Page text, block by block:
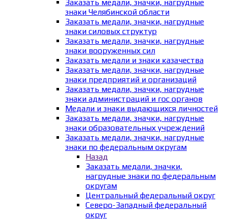
Заказать медали, значки, нагрудные
знаки Челябинской области
Заказать медали, значки, нагрудные
знаки силовых структур
Заказать медали, значки, нагрудные
знаки вооруженных сил
Заказать медали и знаки казачества
Заказать медали, значки, нагрудные
знаки предприятий и организаций
Заказать медали, значки, нагрудные
знаки администраций и гос органов
Медали и знаки выдающихся личностей
Заказать медали, значки, нагрудные
знаки образовательных учреждений
Заказать медали, значки, нагрудные
знаки по федеральным округам
Назад
Заказать медали, значки,
нагрудные знаки по федеральным
округам
Центральный федеральный округ
Северо-Западный федеральный
округ